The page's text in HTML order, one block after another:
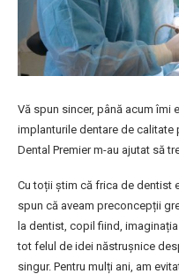
Vă spun sincer, până acum
implanturile dentare de
Dental Premier m-au ajutat să
Cu toții știm că frica de dentist
spun că aveam preconcepții
la dentist, copil fiind,
tot felul de idei năstrușnice
singur. Pentru mulți ani, am